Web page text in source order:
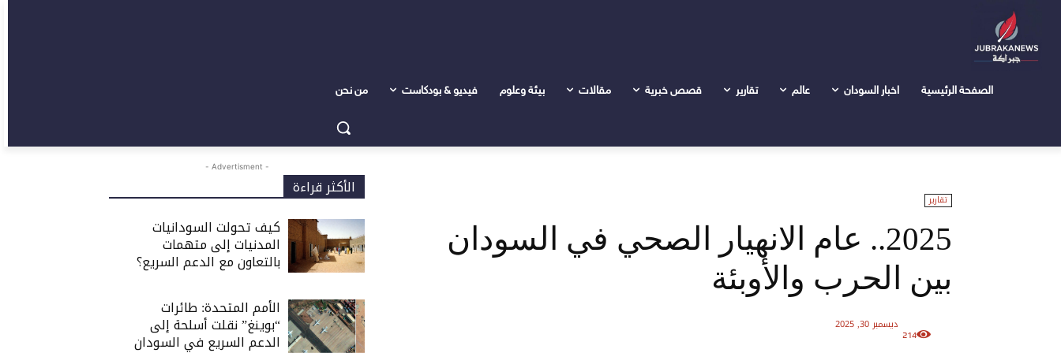
الصفحة الرئيسية اخبار السودان عالم تقارير قصص خبرية مقالات بيئة وعلوم فيديو & بودكاست من نحن
تقارير
2025.. عام الانهيار الصحي في السودان
بين الحرب والأوبئة
ديسمبر 30, 2025
214
- Advertisment -
الأكثر قراءة
كيف تحولت السودانيات
المدنيات إلى متهمات
بالتعاون مع الدعم السريع؟
الأمم المتحدة: طائرات
“بوينغ” نقلت أسلحة إلى
الدعم السريع في السودان